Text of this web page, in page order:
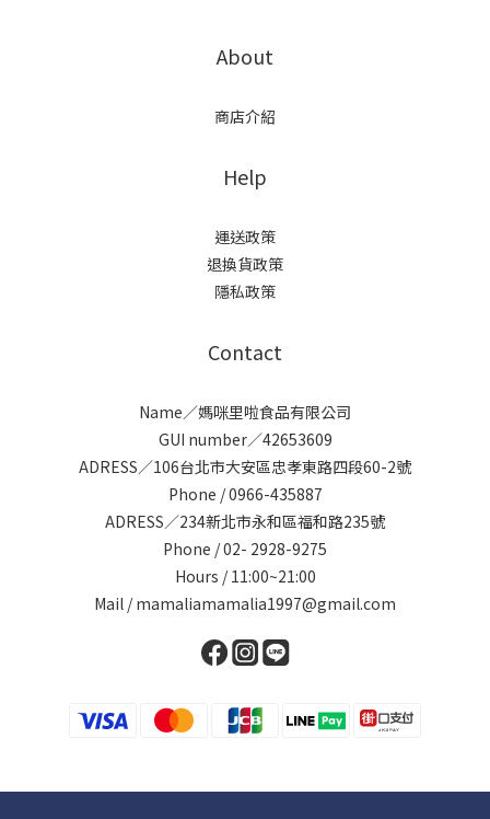
About
商店介紹
Help
運送政策
退換貨政策
隱私政策
Contact
Name／媽咪里啦食品有限公司
GUI number／42653609
ADRESS／106台北市大安區忠孝東路四段60-2號
Phone / 0966-435887
ADRESS／234新北市永和區福和路235號
Phone / 02- 2928-9275
Hours / 11:00~21:00
Mail / mamaliamamalia1997@gmail.com